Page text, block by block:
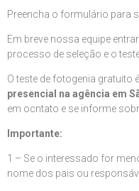
Preencha o formulário para
Em breve nossa equipe
processo de seleção e o
O teste de fotogenia gratuito
presencial na agência em
em ocntato e se informe
Importante:
1 – Se o interessado for
nome dos pais ou